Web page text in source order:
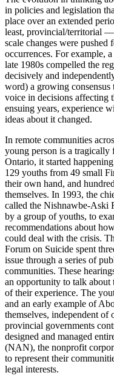
in policies and legislation
place over an extended
least, provincial/territorial
scale changes were
occurrences. For example,
late 1980s compelled the
decisively and
word) a growing
voice in decisions affecting
ensuing years, experience
ideas about it changed.
In remote communities
young person is a tragically
Ontario, it started
129 youths from 49 small
their own hand, and
themselves. In 1993, the
called the Nishnawbe-Aski
by a group of youths, to
recommendations about
could deal with the crisis.
Forum on Suicide spent
issue through a series of
communities. These
an opportunity to talk about
of their experience. The
and an early example of
themselves, independent of
provincial governments
designed and managed
(NAN), the nonprofit
to represent their
legal interests.